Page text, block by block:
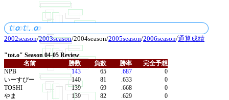
2002season/2003season/2004season/2005season/2006season/通算成績
"tot.o" Season 04-05 Review
名前
勝数 負数 勝率
完全予想
NPB
143 65 .687
0
いーすぴー
140 81 .633
0
TOSHI
139 69 .668
0
やま
139 82 .629
0